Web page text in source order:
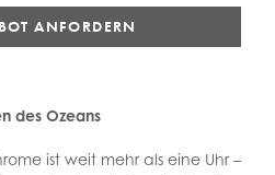
ANFORDERN
des Ozeans
ist weit mehr als eine Uhr –